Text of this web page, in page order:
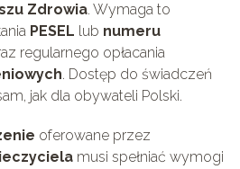
Zdrowia. Wymaga to
PESEL lub numeru
regularnego opłacania
. Dostęp do świadczeń
jak dla obywateli Polski.
oferowane przez
musi spełniać wymogi